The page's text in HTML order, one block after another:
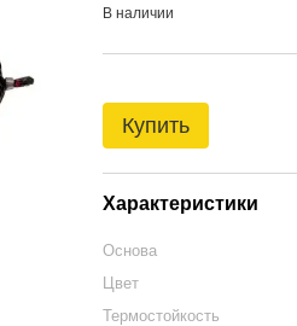
В наличии
Купить
Характеристики
Основа
Цвет
Термостойкость